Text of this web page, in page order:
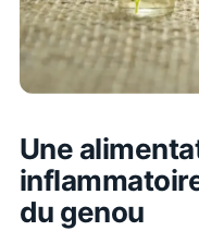
Une
du genou